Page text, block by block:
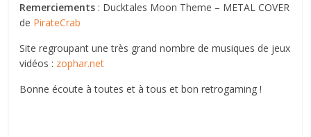
Remerciements : Ducktales Moon Theme – METAL COVER
de PirateCrab
Site regroupant une très grand nombre de musiques de jeux
vidéos : zophar.net
Bonne écoute à toutes et à tous et bon retrogaming !